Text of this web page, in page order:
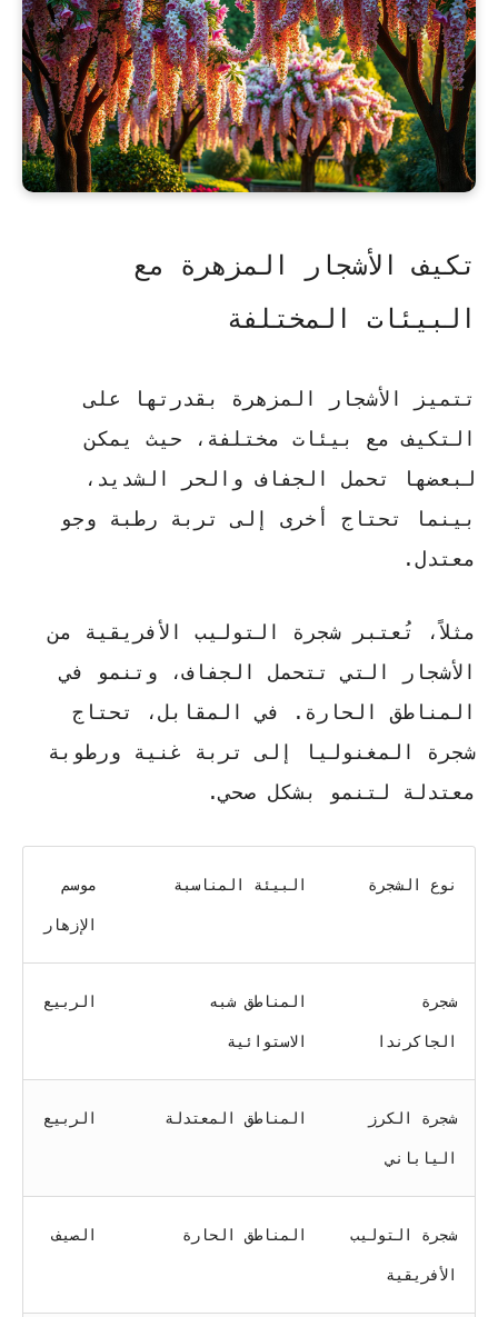
تكيف الأشجار المزهرة مع
البيئات المختلفة
تتميز الأشجار المزهرة بقدرتها على
التكيف مع بيئات مختلفة، حيث يمكن
لبعضها تحمل الجفاف والحر الشديد،
بينما تحتاج أخرى إلى تربة رطبة وجو
معتدل.
مثلاً، تُعتبر شجرة التوليب الأفريقية من
الأشجار التي تتحمل الجفاف، وتنمو في
المناطق الحارة. في المقابل، تحتاج
شجرة المغنوليا إلى تربة غنية ورطوبة
معتدلة لتنمو بشكل صحي.
نوع الشجرة البيئة المناسبة موسم
الإزهار
شجرة
الجاكرندا
المناطق شبه
الاستوائية
الربيع
شجرة الكرز
الياباني
المناطق المعتدلة الربيع
شجرة التوليب
الأفريقية
المناطق الحارة الصيف